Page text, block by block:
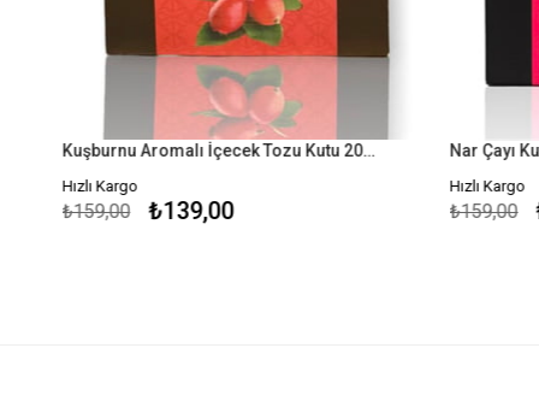
Kuşburnu Aromalı İçecek Tozu Kutu 200 G
Hızlı Kargo
₺139,00
₺159,00
Nar Çayı
Hızlı Kargo
₺159,00